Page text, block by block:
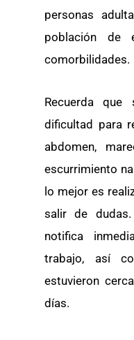
personas
población
comorbilidades.
Recuerda
dificultad para
abdomen,
escurrimiento
lo mejor es
salir de
notifica
trabajo, así
estuvieron
días.